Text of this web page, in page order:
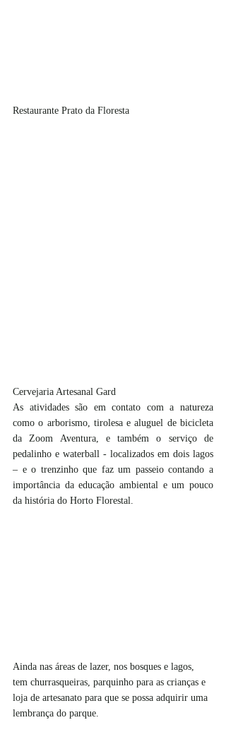
Restaurante Prato da Floresta
Cervejaria Artesanal Gard
As atividades são em contato com a natureza
como o arborismo, tirolesa e aluguel de bicicleta
da Zoom Aventura, e também o serviço de
pedalinho e waterball - localizados em dois lagos
– e o trenzinho que faz um passeio contando a
importância da educação ambiental e um pouco
da história do Horto Florestal.
Ainda nas áreas de lazer, nos bosques e lagos,
tem churrasqueiras, parquinho para as crianças e
loja de artesanato para que se possa adquirir uma
lembrança do parque.